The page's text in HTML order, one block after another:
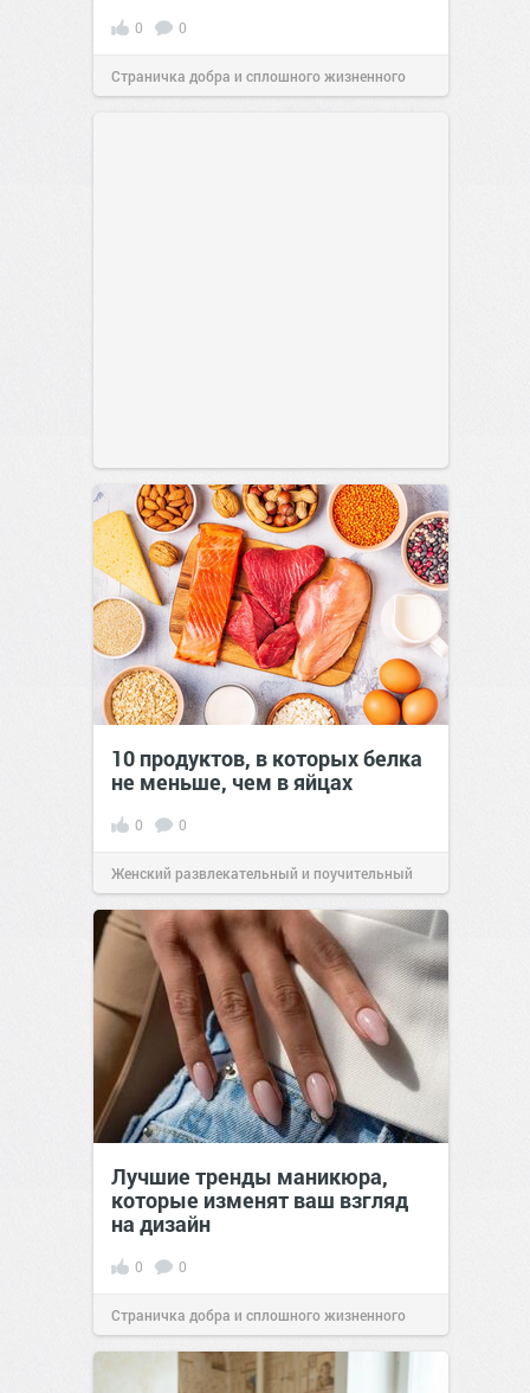
0 0
Страничка добра и сплошного жизненного
10 продуктов, в которых белка
не меньше, чем в яйцах
0 0
Женский развлекательный и поучительный
сайт.23:4206 авг 2026
Лучшие тренды маникюра,
которые изменят ваш взгляд
на дизайн
0 0
Страничка добра и сплошного жизненного
позитива!00:29Вчера